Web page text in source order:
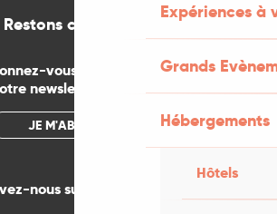
Expériences à
Grands
Hébergements
Hôtels
Restons connectés
vous gratuitement
newsletter mensuelle
JE M'ABONNE
nous sur les réseaux !